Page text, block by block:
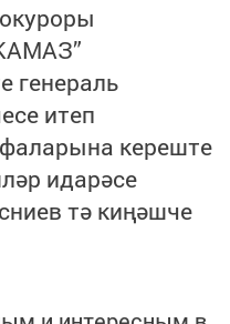
генераль
итеп
кереште
идарәсе
тә киңәшче